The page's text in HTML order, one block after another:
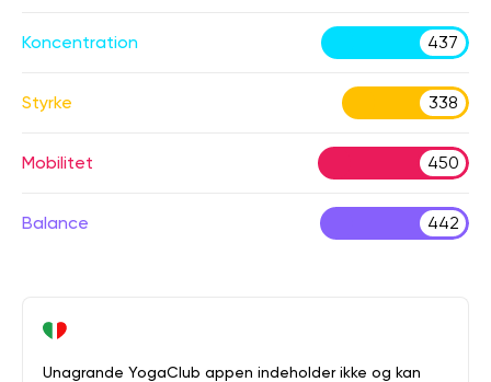
Koncentration 437
Styrke 338
Mobilitet 450
Balance 442
Unagrande YogaClub appen indeholder ikke og kan